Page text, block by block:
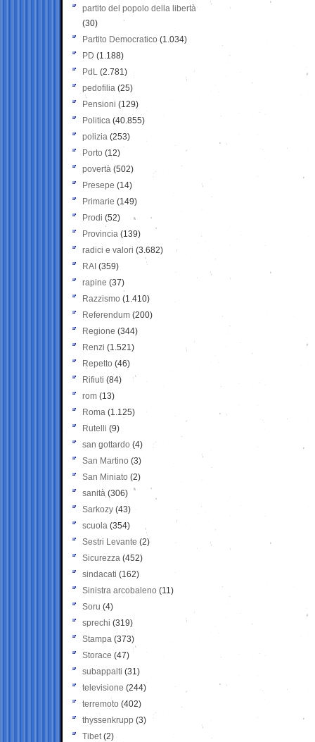
partito del popolo della libertà
(30)
Partito Democratico (1.034)
PD (1.188)
PdL (2.781)
pedofilia (25)
Pensioni (129)
Politica (40.855)
polizia (253)
Porto (12)
povertà (502)
Presepe (14)
Primarie (149)
Prodi (52)
Provincia (139)
radici e valori (3.682)
RAI (359)
rapine (37)
Razzismo (1.410)
Referendum (200)
Regione (344)
Renzi (1.521)
Repetto (46)
Rifiuti (84)
rom (13)
Roma (1.125)
Rutelli (9)
san gottardo (4)
San Martino (3)
San Miniato (2)
sanità (306)
Sarkozy (43)
scuola (354)
Sestri Levante (2)
Sicurezza (452)
sindacati (162)
Sinistra arcobaleno (11)
Soru (4)
sprechi (319)
Stampa (373)
Storace (47)
subappalti (31)
televisione(244)
terremoto (402)
thyssenkrupp (3)
Tibet(2)